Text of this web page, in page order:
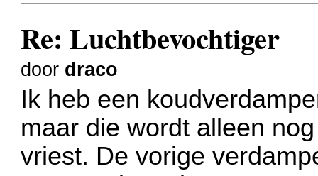
Re: Luchtbevochtiger
door draco
Ik heb een
maar die wordt alleen
vriest. De vorige